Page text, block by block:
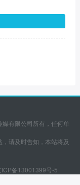
有限公司所有，任何单
请及时告知，本站将及
ICP备13001399号-5